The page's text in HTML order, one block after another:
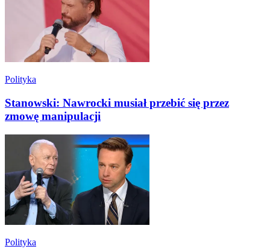
Polityka
Stanowski: Nawrocki musiał przebić się przez
zmowę manipulacji
Polityka